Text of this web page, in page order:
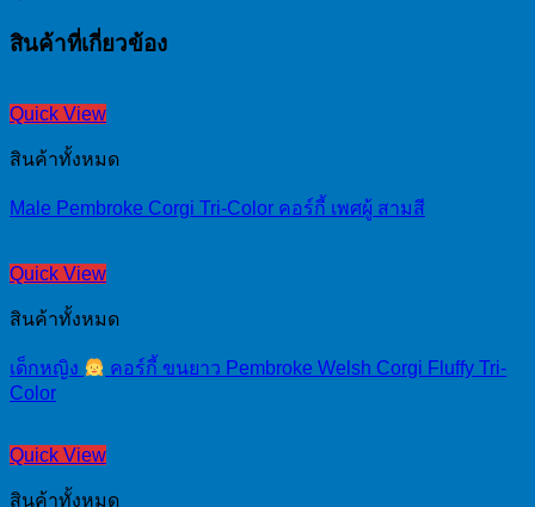
สินค้าที่เกี่ยวข้อง
Quick View
สินค้าทั้งหมด
Male Pembroke Corgi Tri-Color คอร์กี้ เพศผู้ สามสี
Quick View
สินค้าทั้งหมด
เด็กหญิง
คอร์กี้ ขนยาว Pembroke Welsh Corgi Fluffy Tri-
Color
Quick View
สินค้าทั้งหมด